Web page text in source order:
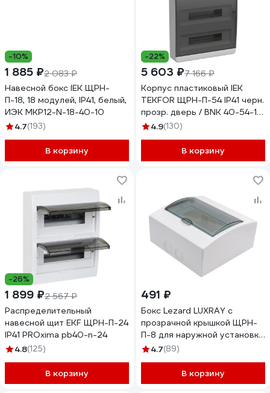
-10%
1 885 ₽2 083 ₽
Навесной бокс IEK ЩРН-
П-18, 18 модулей, IP41, белый,
ИЭК MKP12-N-18-40-10
4.7(193)
В корзину
-22%
5 603 ₽7 166 ₽
Корпус пластиковый IEK
TEKFOR ЩРН-П-54 IP41 черн.
прозр. дверь / BNK 40-54-1
TF5-KP12-N-54-41-K01-K03
4.9(130)
В корзину
-26%
1 899 ₽2 567 ₽
Распределительный
навесной щит EKF ЩРН-П-24
IP41 PROxima pb40-n-24
4.8(125)
В корзину
491 ₽
Бокс Lezard LUXRAY с
прозрачной крышкой ЩРН-
П-8 для наружной установки
731-2000-008
4.7(89)
В корзину